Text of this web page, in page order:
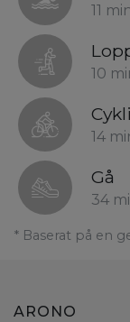
11
10
14
Gå
34
* Baserat på en
ARONO